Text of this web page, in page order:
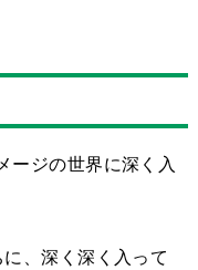
ージの世界に深く入
、深く深く入って